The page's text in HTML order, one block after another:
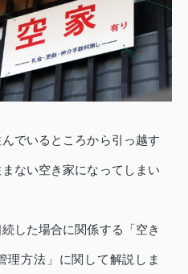
でいるところから引っ越す
ない空き家になってしまい
した場合に関係する「空き
理方法」に関して解説しま